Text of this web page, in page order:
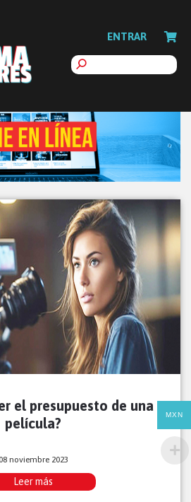
ENTRAR
el presupuesto de una
película?
08 noviembre 2023
Leer más
MXN